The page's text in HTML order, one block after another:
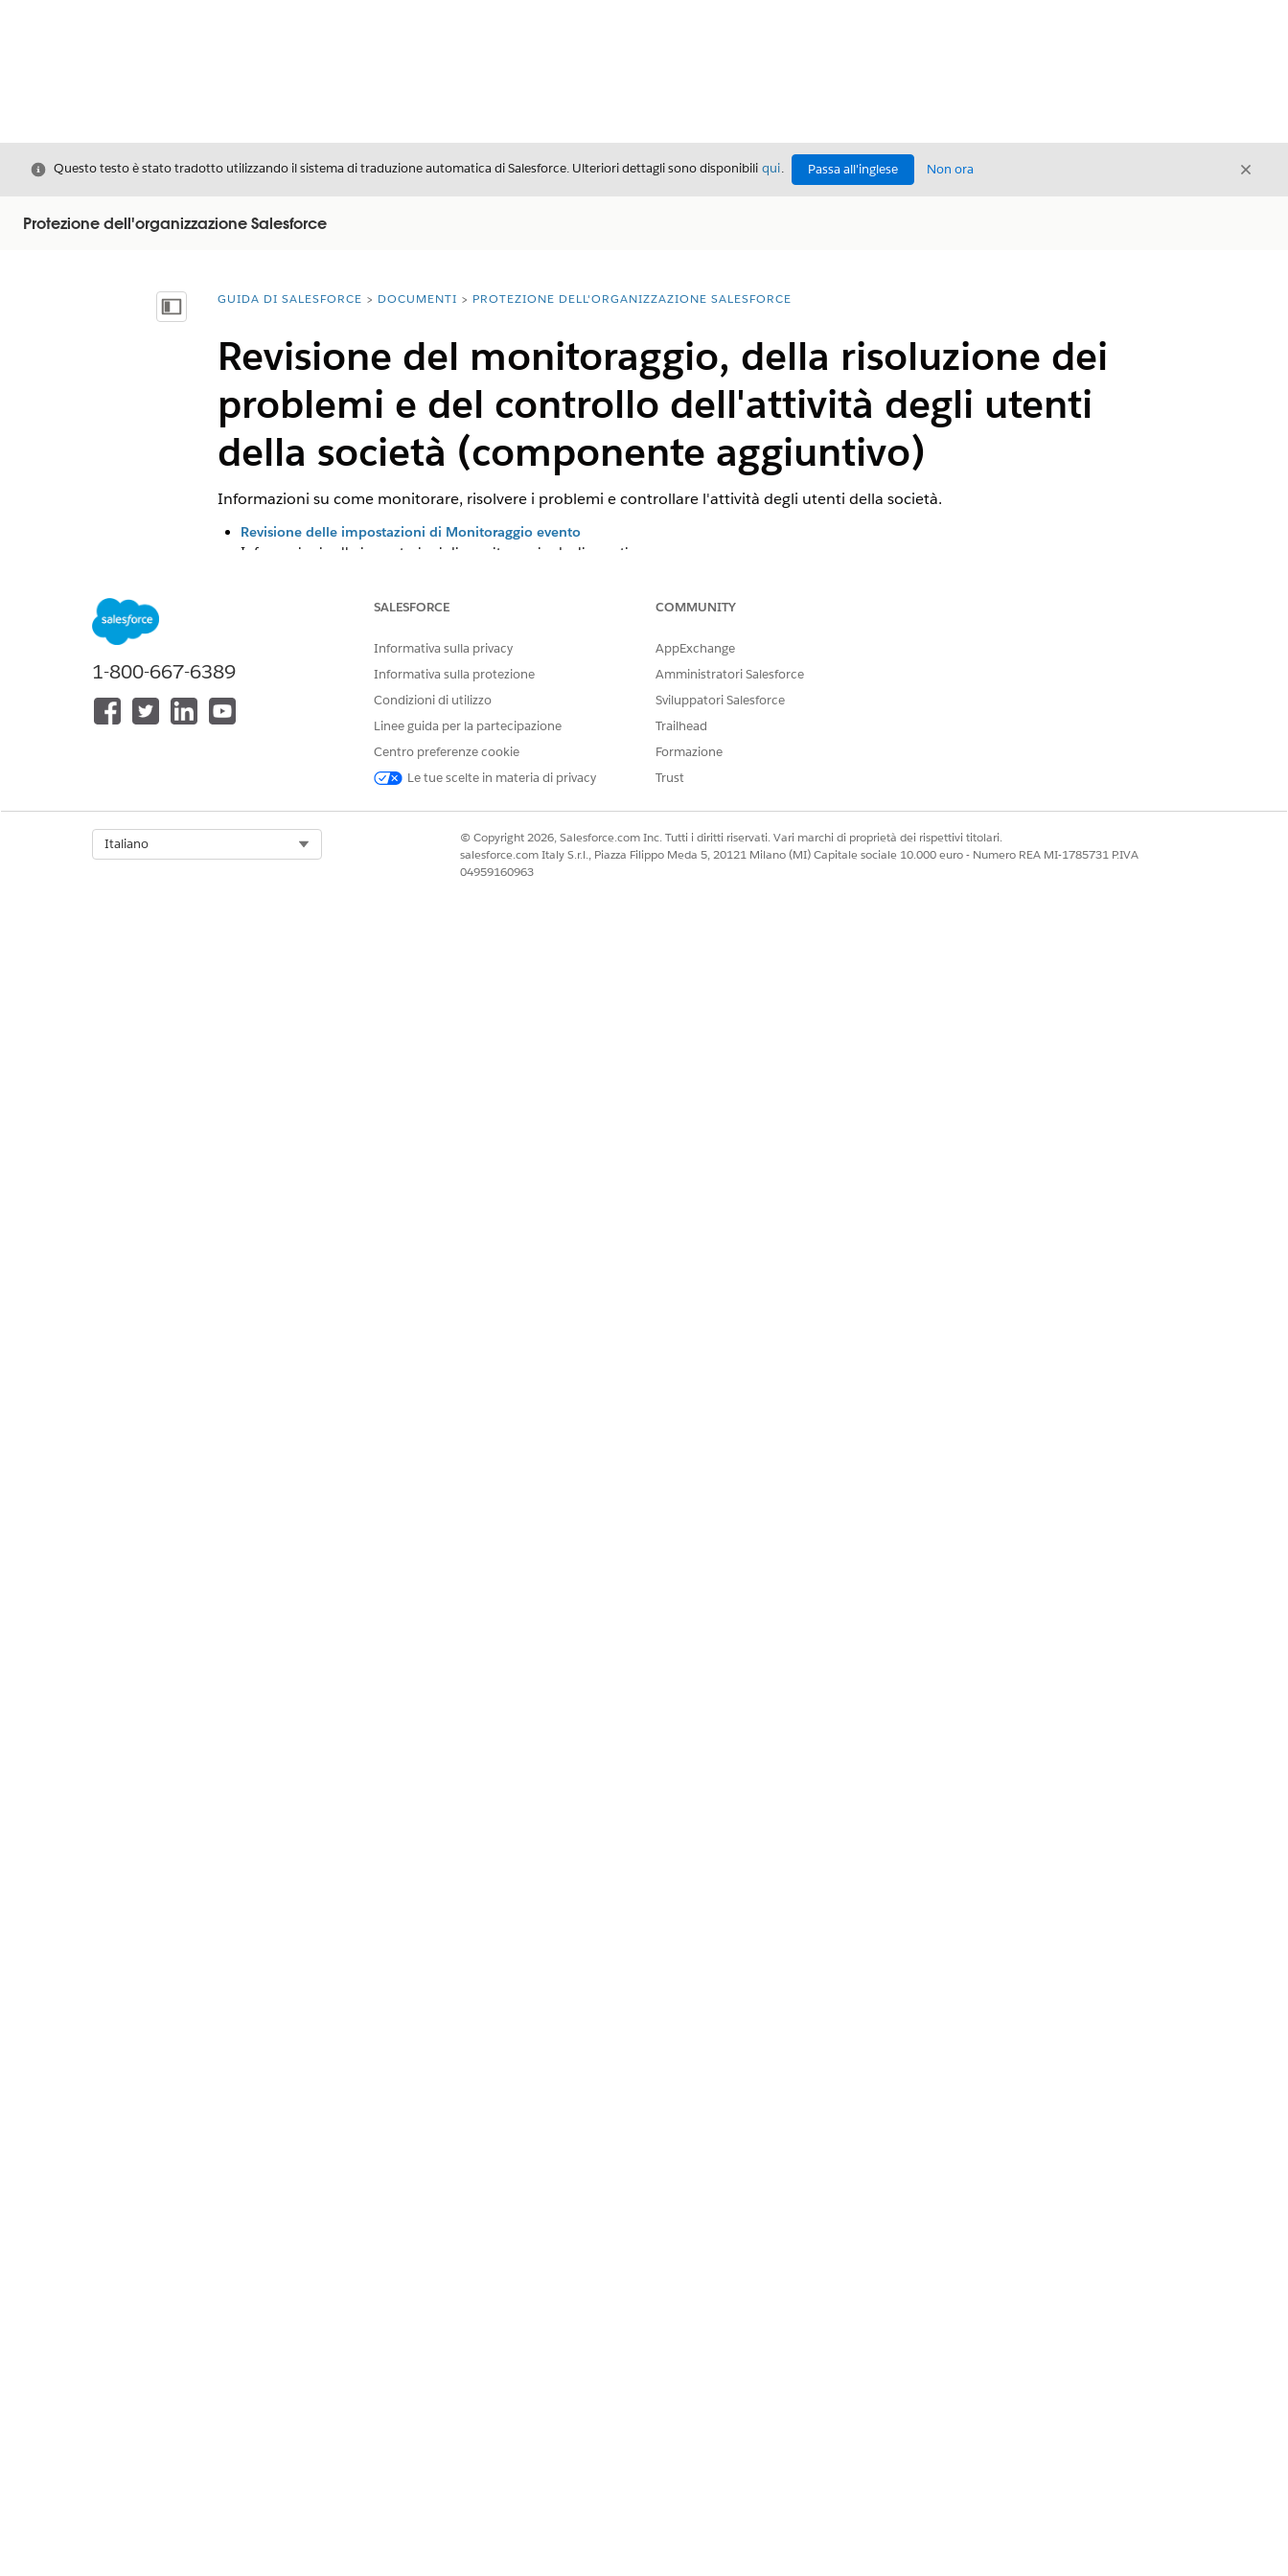
Chiudi
Questo testo è stato tradotto utilizzando il sistema di traduzione automatica di Salesforce. Ulteriori dettagli sono disponibili qui. Passa all'inglese Non ora Chiudi
Protezione dell'organizzazione Salesforce
Mostra sommario
Ti trovi qui:
GUIDA DI SALESFORCE DOCUMENTI PROTEZIONE DELL'ORGANIZZAZIONE SALESFORCE
Revisione del monitoraggio, della risoluzione dei
problemi e del controllo dell'attività degli utenti
della società (componente aggiuntivo)
Informazioni su come monitorare, risolvere i problemi e controllare l'attività degli utenti della società.
Revisione delle impostazioni di Monitoraggio evento
Informazioni sulle impostazioni di monitoraggio degli eventi.
QUESTO ARTICOLO HA RISOLTO IL PROBLEMA?
Facci sapere, così possiamo migliorare!
1-800-667-6389
SALESFORCE
Informativa sulla privacy
Informativa sulla protezione
Condizioni di utilizzo
Linee guida per la partecipazione
Centro preferenze cookie
Le tue scelte in materia di privacy
COMMUNITY
AppExchange
Amministratori Salesforce
Sviluppatori Salesforce
Trailhead
Formazione
Trust
Italiano
© Copyright 2026, Salesforce.com Inc. Tutti i diritti riservati. Vari marchi di proprietà dei rispettivi titolari.
salesforce.com Italy S.r.l., Piazza Filippo Meda 5, 20121 Milano (MI) Capitale sociale 10.000 euro - Numero REA MI-1785731 P.IVA
04959160963